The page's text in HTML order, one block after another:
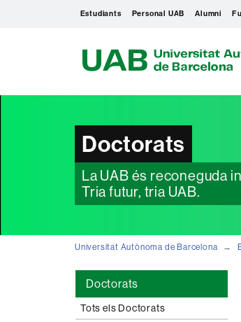
Estudiants Personal UAB Alumni
Doctorats
La UAB és reconeguda
Tria futur, tria UAB.
Universitat Autònoma de Barcelona
Doctorats
Tots els Doctorats